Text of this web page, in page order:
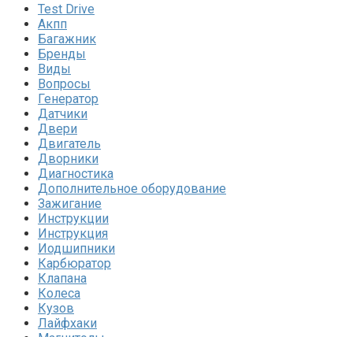
Test Drive
Акпп
Багажник
Бренды
Виды
Вопросы
Генератор
Датчики
Двери
Двигатель
Дворники
Диагностика
Дополнительное оборудование
Зажигание
Инструкции
Инструкция
Иодшипники
Карбюратор
Клапана
Колеса
Кузов
Лайфхаки